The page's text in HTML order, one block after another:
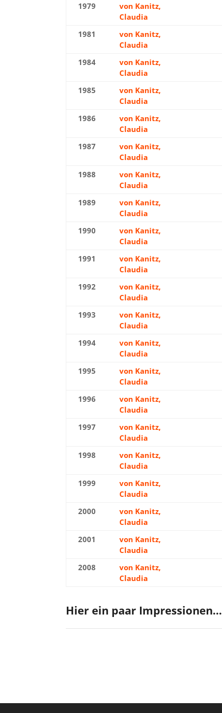
1979
von Kanitz,
Claudia
1981
von Kanitz,
Claudia
1984
von Kanitz,
Claudia
1985
von Kanitz,
Claudia
1986
von Kanitz,
Claudia
1987
von Kanitz,
Claudia
1988
von Kanitz,
Claudia
1989
von Kanitz,
Claudia
1990
von Kanitz,
Claudia
1991
von Kanitz,
Claudia
1992
von Kanitz,
Claudia
1993
von Kanitz,
Claudia
1994
von Kanitz,
Claudia
1995
von Kanitz,
Claudia
1996
von Kanitz,
Claudia
1997
von Kanitz,
Claudia
1998
von Kanitz,
Claudia
1999
von Kanitz,
Claudia
2000
von Kanitz,
Claudia
2001
von Kanitz,
Claudia
2008
von Kanitz,
Claudia
Hier ein paar Impressionen…